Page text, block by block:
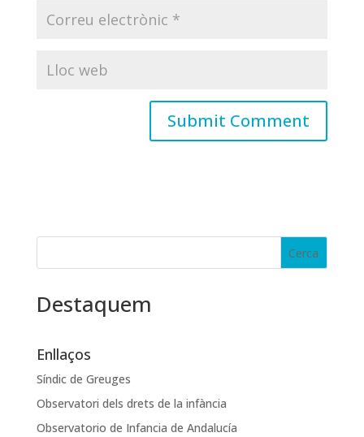
Destaquem
Enllaços
Síndic de Greuges
Observatori dels drets de la infància
Observatorio de Infancia de Andalucía